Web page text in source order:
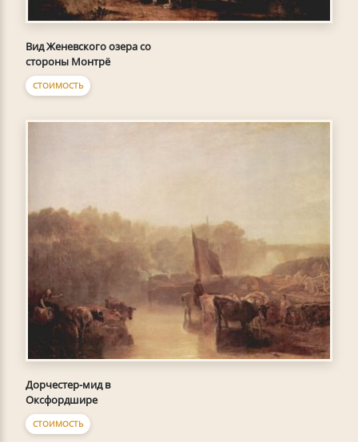
Вид Женевского озера со
стороны Монтрё
СТОИМОСТЬ
Дорчестер-мид в
Оксфордшире
СТОИМОСТЬ